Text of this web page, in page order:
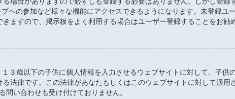
への参加など様々な機能にアクセスできるようになります。未登録ユ
ますので、掲示板をよく利用する場合はユーザー登録することをお勧
３歳以下の子供に個人情報を入力させるウェブサイトに対して、子
法律です。この法律があなたもしくはこのウェブサイトに対して適用
い合わせも受け付けておりません。